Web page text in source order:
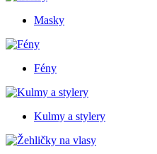
Masky
Fény
Kulmy a stylery